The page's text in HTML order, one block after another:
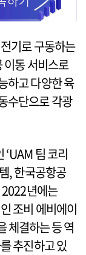
기로 구동하는
동 서비스로
하고 다양한 육
수단으로 각광
팀 코리
, 한국공항공
년에는
조비 에비에이
체결하는 등 역
추진하고 있